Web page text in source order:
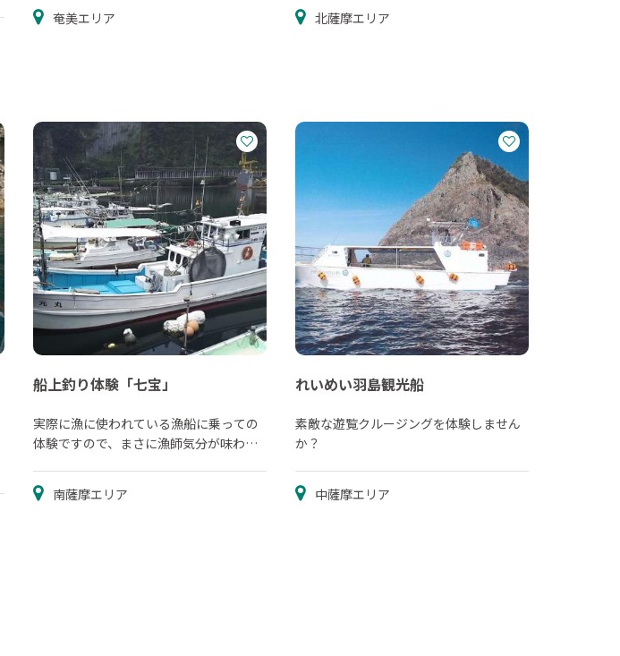
奄美エリア 北薩摩エリア
船上釣り体験「七宝」
実際に漁に使われている漁船に乗っての
体験ですので、まさに漁師気分が味わえ
南薩摩エリア
れいめい羽島観光船
素敵な遊覧クルージングを体験しません
か？
中薩摩エリア